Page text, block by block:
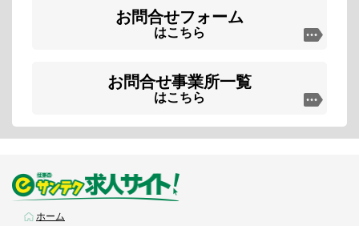
お問合せフォーム
はこちら
お問合せ事業所一覧
はこちら
ホーム